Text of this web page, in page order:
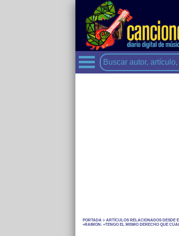
PORTADA > ARTÍCULOS RELACIONADOS DESDE
«RAIMON: «TENGO EL MISMO DERECHO QUE